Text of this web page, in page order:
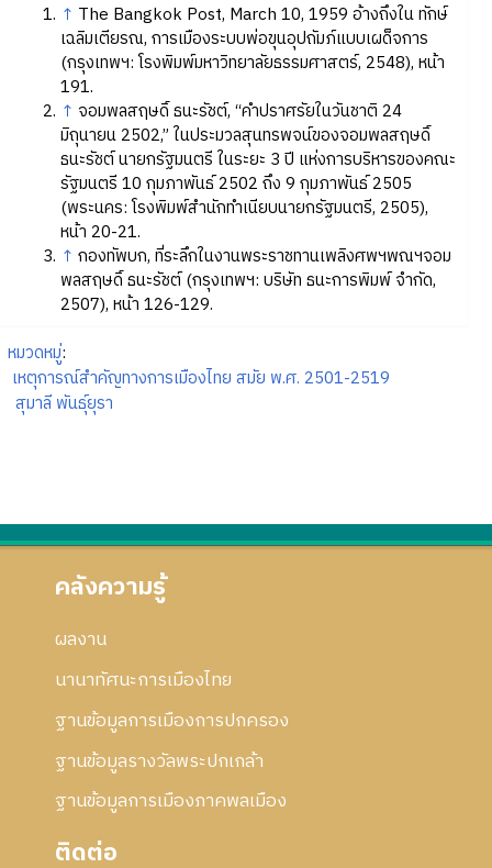
↑ The Bangkok Post, March 10, 1959 อ้างถึงใน ทักษ์
เฉลิมเตียรณ, การเมืองระบบพ่อขุนอุปถัมภ์แบบเผด็จการ
(กรุงเทพฯ: โรงพิมพ์มหาวิทยาลัยธรรมศาสตร์, 2548), หน้า
191.
↑ จอมพลสฤษดิ์ ธนะรัชต์, “คำปราศรัยในวันชาติ 24
มิถุนายน 2502,” ในประมวลสุนทรพจน์ของจอมพลสฤษดิ์
ธนะรัชต์ นายกรัฐมนตรี ในระยะ 3 ปี แห่งการบริหารของคณะ
รัฐมนตรี 10 กุมภาพันธ์ 2502 ถึง 9 กุมภาพันธ์ 2505
(พระนคร: โรงพิมพ์สำนักทำเนียบนายกรัฐมนตรี, 2505),
หน้า 20-21.
↑ กองทัพบก, ที่ระลึกในงานพระราชทานเพลิงศพฯพณฯจอม
พลสฤษดิ์ ธนะรัชต์ (กรุงเทพฯ: บริษัท ธนะการพิมพ์ จำกัด,
2507), หน้า 126-129.
หมวดหมู่:
เหตุการณ์สำคัญทางการเมืองไทย สมัย พ.ศ. 2501-2519
สุมาลี พันธุ์ยุรา
คลังความรู้
ผลงาน
นานาทัศนะการเมืองไทย
ฐานข้อมูลการเมืองการปกครอง
ฐานข้อมูลรางวัลพระปกเกล้า
ฐานข้อมูลการเมืองภาคพลเมือง
ติดต่อ